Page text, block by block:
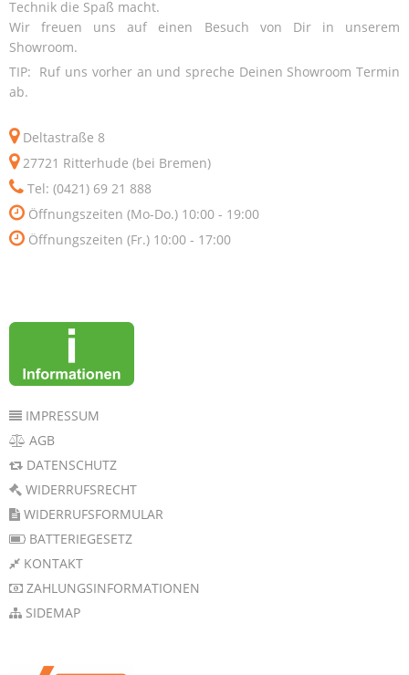
Technik die Spaß macht.
Wir freuen uns auf einen Besuch von Dir in unserem
Showroom.
TIP: Ruf uns vorher an und spreche Deinen Showroom Termin
ab.
Deltastraße 8
27721 Ritterhude (bei Bremen)
Tel: (0421) 69 21 888
Öffnungszeiten (Mo-Do.) 10:00 - 19:00
Öffnungszeiten (Fr.) 10:00 - 17:00
IMPRESSUM
AGB
DATENSCHUTZ
WIDERRUFSRECHT
WIDERRUFSFORMULAR
BATTERIEGESETZ
KONTAKT
ZAHLUNGSINFORMATIONEN
SIDEMAP